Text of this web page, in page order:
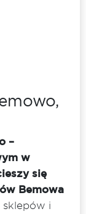
–
w
się
Bemowa
sklepów i